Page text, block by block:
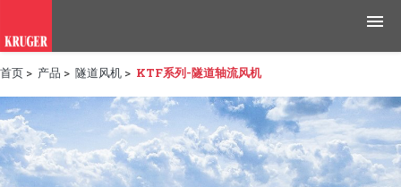
产品
应用领域
工具与资源
首页 > 产品 > 隧道风机 > KTF系列-隧道轴流风机